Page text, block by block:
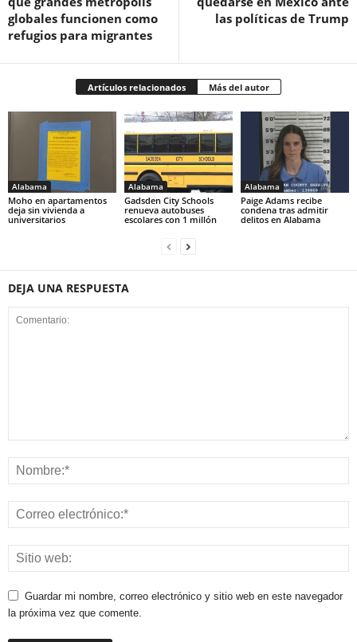
globales funcionen como
refugios para migrantes
las políticas de Trump
Artículos relacionados Más del autor
Alabama
Moho en apartamentos
deja sin vivienda a
universitarios
Alabama
Gadsden City Schools
renueva autobuses
escolares con 1 millón
Alabama
Paige Adams recibe
condena tras admitir
delitos en Alabama
DEJA UNA RESPUESTA
Guardar mi nombre, correo electrónico y sitio web en este navegador
la próxima vez que comente.